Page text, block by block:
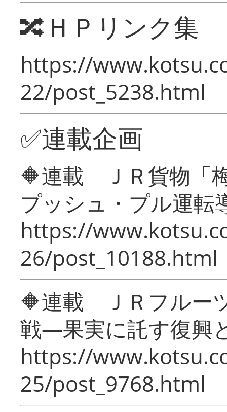
🔀ＨＰリンク集
https://
22/post_5238.html
✅連載企画
🔶連載 ＪＲ貨物「
プッシュ・プル運転
https://
26/post_10188.html
🔶連載 ＪＲフルー
戦―果実に託す復興
https://
25/post_9768.html